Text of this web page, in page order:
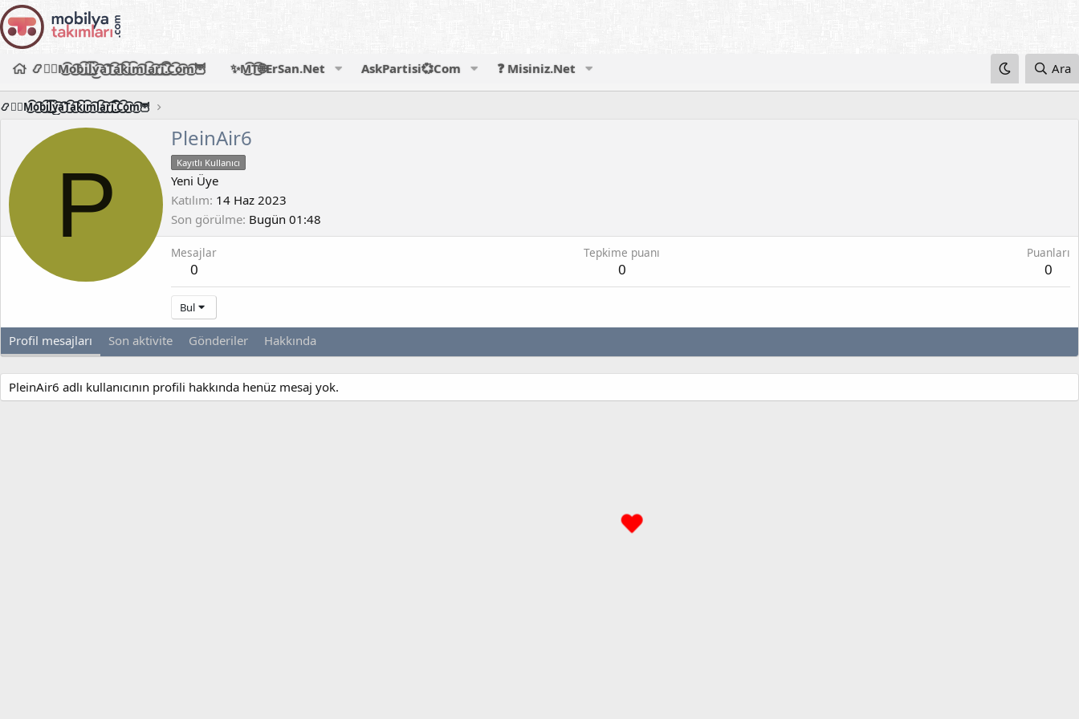
📿🧙‍♂️M͜͡o͜͡b͜͡i͜͡l͜͡y͜͡a͜͡T͜͡a͜͡k͜͡i͜͡m͜͡l͜͡a͜͡r͜͡i͜͡.͜͡C͜͡o͜͡m͜͡🦉 ✨M͜͡T͜͡🌐ErSan.Net AskPartisi💞Com ❓ Misiniz.Net Ara
📿🧙‍♂️M͜͡o͜͡b͜͡i͜͡l͜͡y͜͡a͜͡T͜͡a͜͡k͜͡i͜͡m͜͡l͜͡a͜͡r͜͡i͜͡.͜͡C͜͡o͜͡m͜͡🦉
P
PleinAir6
Kayıtlı Kullanıcı
Yeni Üye
Katılım 14 Haz 2023
Son görülme Bugün 01:48
Mesajlar
0
Tepkime puanı
0
Puanları
0
Bul
Profil mesajları Son aktivite Gönderiler Hakkında
PleinAir6 adlı kullanıcının profili hakkında henüz mesaj yok.